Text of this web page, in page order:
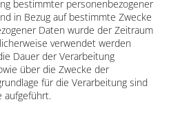
bestimmter personenbezogener
in Bezug auf bestimmte Zwecke
Daten wurde der Zeitraum
verwendet werden
Dauer der Verarbeitung
über die Zwecke der
für die Verarbeitung sind
aufgeführt.